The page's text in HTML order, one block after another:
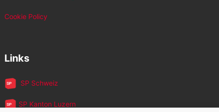
Cookie Policy
Links
SP Schweiz
SP Kanton Luzern